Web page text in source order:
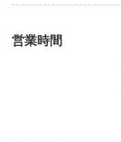
営業時間